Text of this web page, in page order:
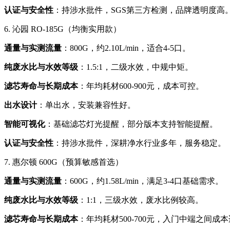
认证与安全性 ：持涉水批件，SGS第三方检测，品牌透明度高。
6. 沁园 RO-185G（均衡实用款）
通量与实测流量 ：800G，约2.10L/min，适合4-5口。
纯废水比与水效等级 ：1.5:1，二级水效，中规中矩。
滤芯寿命与长期成本：年均耗材600-900元，成本可控。
出水设计：单出水，安装兼容性好。
智能可视化：基础滤芯灯光提醒，部分版本支持智能提醒。
认证与安全性 ：持涉水批件，深耕净水行业多年，服务稳定。
7. 惠尔顿 600G（预算敏感首选）
通量与实测流量 ：600G，约1.58L/min，满足3-4口基础需求。
纯废水比与水效等级 ：1:1，三级水效，废水比例较高。
滤芯寿命与长期成本：年均耗材500-700元，入门中端之间成本